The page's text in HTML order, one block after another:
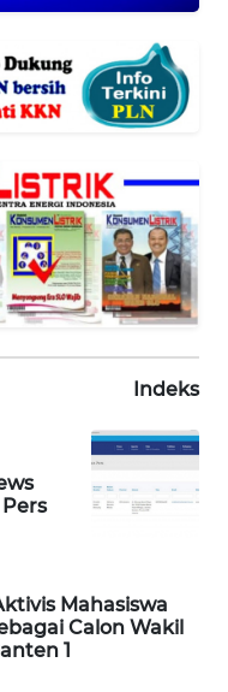
Indeks
Mahasiswa
Calon Wakil
1